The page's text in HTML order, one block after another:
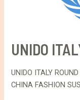
UNIDO
UNIDO ITALY
CHINA FASHION